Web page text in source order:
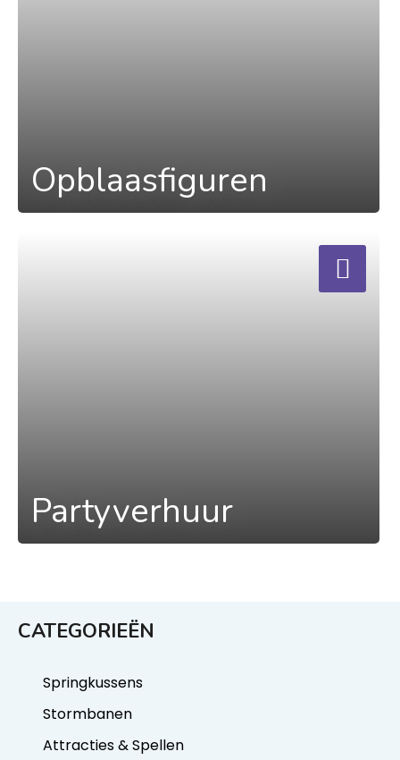
Opblaasfiguren
Partyverhuur
CATEGORIEËN
Springkussens
Stormbanen
Attracties & Spellen